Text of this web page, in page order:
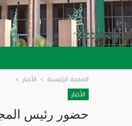
الصفحة الرئيسية
الأخبار
الأخبار
حضور رئيس